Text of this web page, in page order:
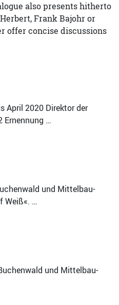
also presents hitherto
Frank Bajohr or
offer concise discussions
April 2020 Direktor der
Ernennung …
und Mittelbau-
Weiß«. …
und Mittelbau-